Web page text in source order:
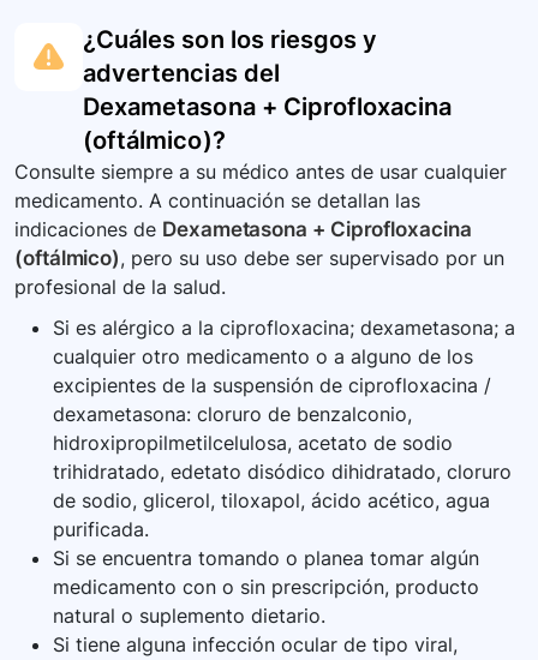
¿Cuáles son los riesgos y
advertencias del
Dexametasona + Ciprofloxacina
(oftálmico)?
Consulte siempre a su médico antes de usar cualquier
medicamento. A continuación se detallan las
indicaciones de Dexametasona + Ciprofloxacina
(oftálmico), pero su uso debe ser supervisado por un
profesional de la salud.
Si es alérgico a la ciprofloxacina; dexametasona; a
cualquier otro medicamento o a alguno de los
excipientes de la suspensión de ciprofloxacina /
dexametasona: cloruro de benzalconio,
hidroxipropilmetilcelulosa, acetato de sodio
trihidratado, edetato disódico dihidratado, cloruro
de sodio, glicerol, tiloxapol, ácido acético, agua
purificada.
Si se encuentra tomando o planea tomar algún
medicamento con o sin prescripción, producto
natural o suplemento dietario.
Si tiene alguna infección ocular de tipo viral,